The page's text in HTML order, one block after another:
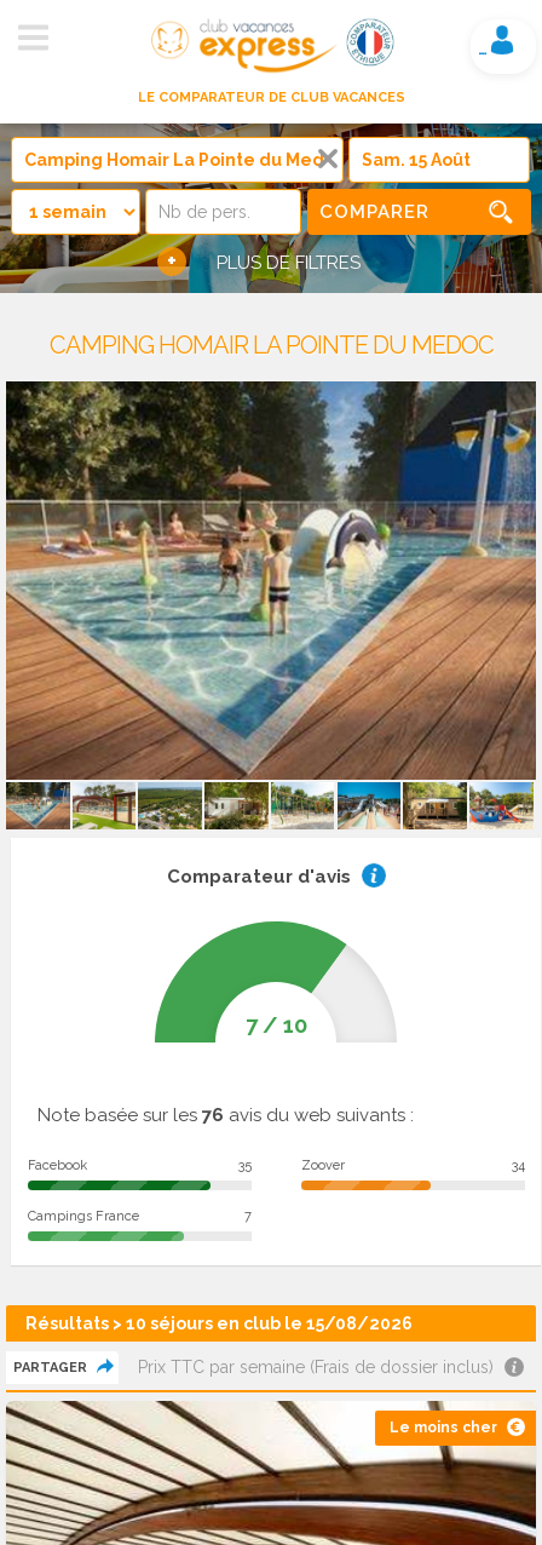
LE COMPARATEUR DE CLUB VACANCES
Mon compte
COMPARER
+ PLUS DE FILTRES
CAMPING HOMAIR LA POINTE DU MEDOC
Comparateur d'avis
7/ 10
Note basée sur les 76 avis du web suivants :
Facebook 35 Zoover 34
Campings France 7
Résultats > 10 séjours en club le 15/08/2026
PARTAGER Prix TTC par semaine (Frais de dossier inclus)
Le moins cher